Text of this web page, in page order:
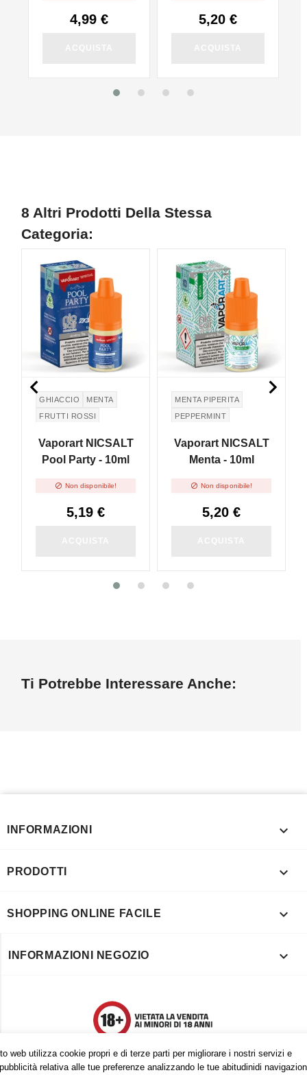
4,99 € 5,20 €
8 Altri Prodotti Della Stessa
Categoria:
GHIACCIO
MENTA
FRUTTI ROSSI
Vaporart NICSALT
Pool Party - 10ml
 Non disponibile!
5,19 €
NON DISPONIBILE
MENTA PIPERITA
PEPPERMINT
Vaporart NICSALT
Menta - 10ml
 Non disponibile!
5,20 €
NON DISPONIBILE
 
Ti Potrebbe Interessare Anche:
web utilizza cookie propri e di terze parti per migliorare i nostri servizi e
relativa alle tue preferenze analizzando le tue abitudinidi
INFORMAZIONI 
PRODOTTI 
SHOPPING ONLINE FACILE 
INFORMAZIONI NEGOZIO 